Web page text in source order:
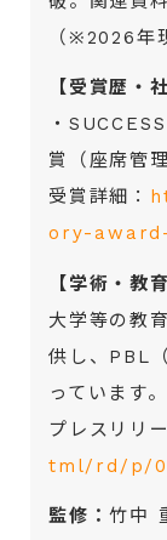
（※2026年
【受賞歴・
・
賞（座席管
受賞詳細：
ory-
【学術・教
大学等の教
供し、PBL
っています。
プレスリリー
tml/rd/p/
監修：竹中